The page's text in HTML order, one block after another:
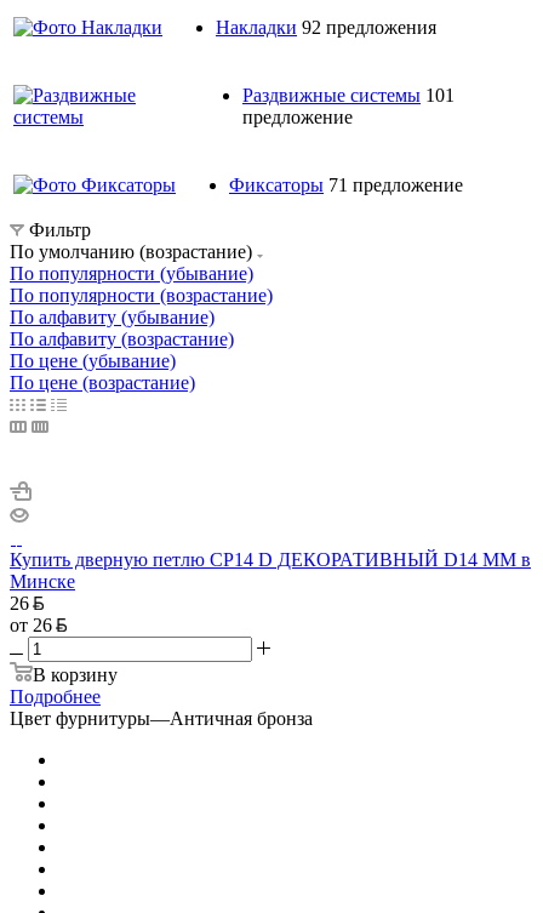
Накладки 92 предложения
Раздвижные системы 101
предложение
Фиксаторы 71 предложение
Фильтр
По умолчанию (возрастание)
По популярности (убывание)
По популярности (возрастание)
По алфавиту (убывание)
По алфавиту (возрастание)
По цене (убывание)
По цене (возрастание)
Купить дверную петлю CP14 D ДЕКОРАТИВНЫЙ D14 ММ в
Минске
26
от 26
В корзину
Подробнее
Цвет фурнитуры—Античная бронза